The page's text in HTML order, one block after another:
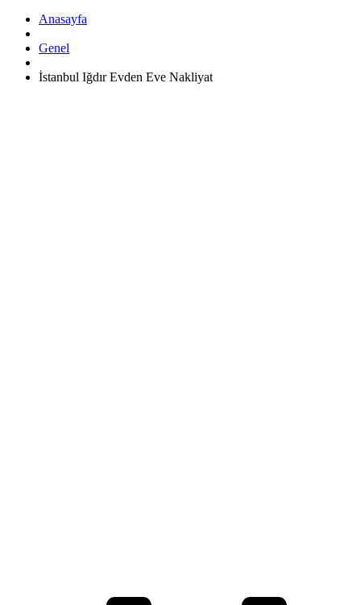
Anasayfa
Genel
İstanbul Iğdır Evden Eve Nakliyat